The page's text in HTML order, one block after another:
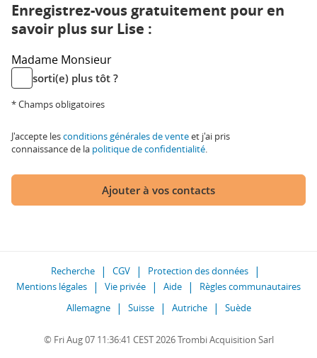
Enregistrez-vous gratuitement pour en
savoir plus sur Lise :
Madame Monsieur
sorti(e) plus tôt ?
* Champs obligatoires
J'accepte lesconditions générales de venteet j'ai pris
connaissance de la politique de confidentialité.
Ajouter à vos contacts
Recherche CGV
Protection des données
Mentions légales
Vie privée Aide
Règles communautaires
Allemagne
Suisse Autriche Suède
© Fri Aug 07 11:36:41 CEST 2026 Trombi Acquisition Sarl